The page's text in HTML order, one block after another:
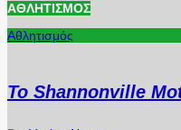
ΑΘΛΗΤΙΣΜΌΣ
Αθλητισμός
Το Shannonville